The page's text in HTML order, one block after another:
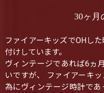
30ヶ月
ファイアーキッズでOHし
付けしています。
ヴィンテージであれば6ヵ
いですが、 ファイアーキ
為にヴィンテージ時計で